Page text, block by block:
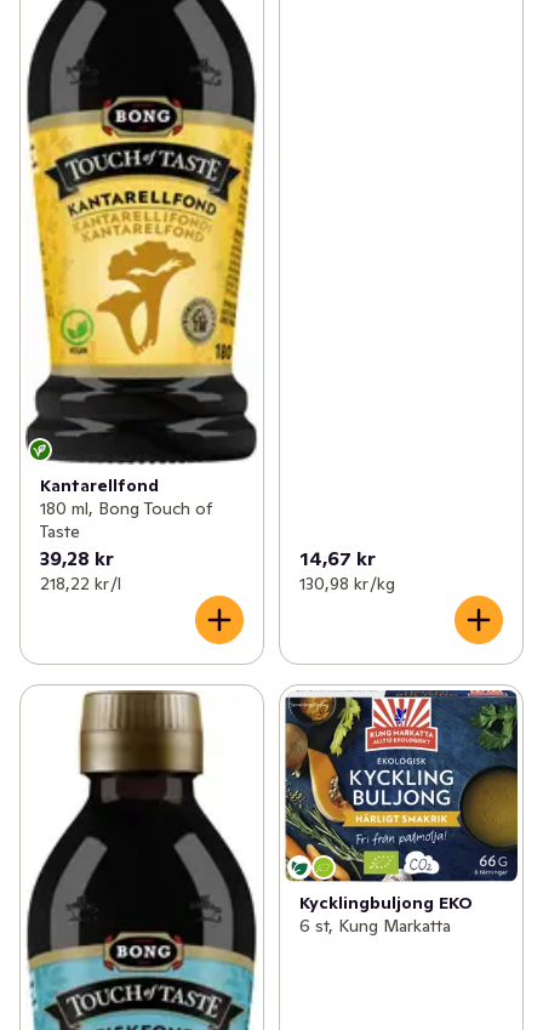
Kantarellfond
180 ml, Bong Touch of
Taste
39,28 kr
218,22 kr /l
14,67 kr
130,98 kr /kg
Kycklingbuljong EKO
6 st, Kung Markatta